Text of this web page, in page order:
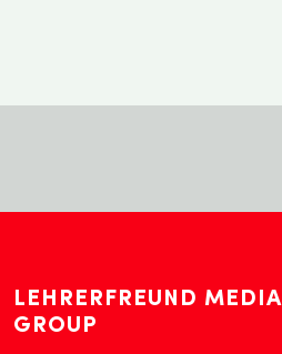
LEHRERFREUND MEDIA
GROUP